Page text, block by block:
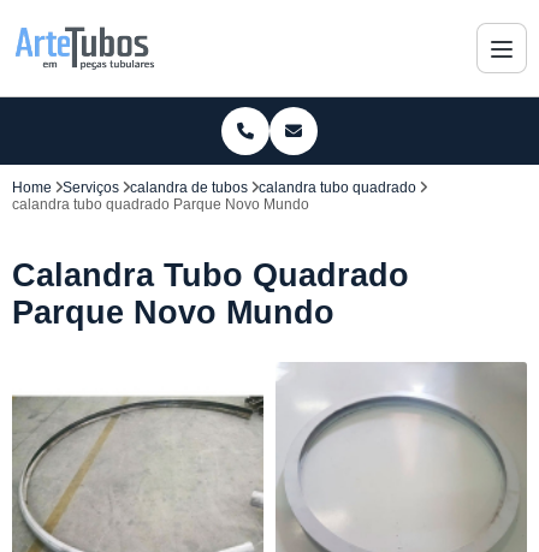
Home Serviços calandra de tubos
calandra tubo quadrado
calandra tubo quadrado Parque Novo Mundo
Calandra Tubo Quadrado
Parque Novo Mundo